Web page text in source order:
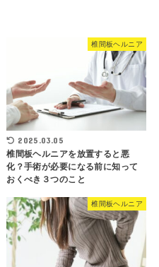
椎間板ヘルニア
2025.03.05
椎間板ヘルニアを放置すると悪
化？手術が必要になる前に知って
おくべき３つのこと
椎間板ヘルニア